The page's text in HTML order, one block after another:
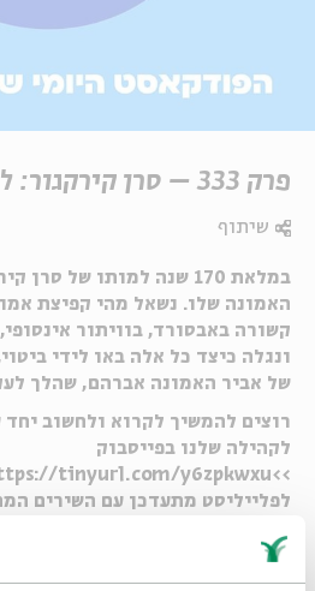
פרק 333 – סרן קירקגור: להאמין
במלאת 170 שנה למותו של
האמונה שלו. נשאל מהי קפיצת
קשורה באבסורד, בוויתור
ונגלה כיצד כל אלה באו לידי
של אביר האמונה אברהם, שהלך
רוצים להמשיך לקרוא ולחשוב
לקהילה שלנו בפייסבוק
>>https://tinyurl.com/y6zpkwxu
לפלייליסט מתעדכן עם השירים
שיתוף